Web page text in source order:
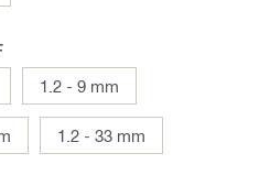
1.2 - 9 mm
1.2 - 33 mm